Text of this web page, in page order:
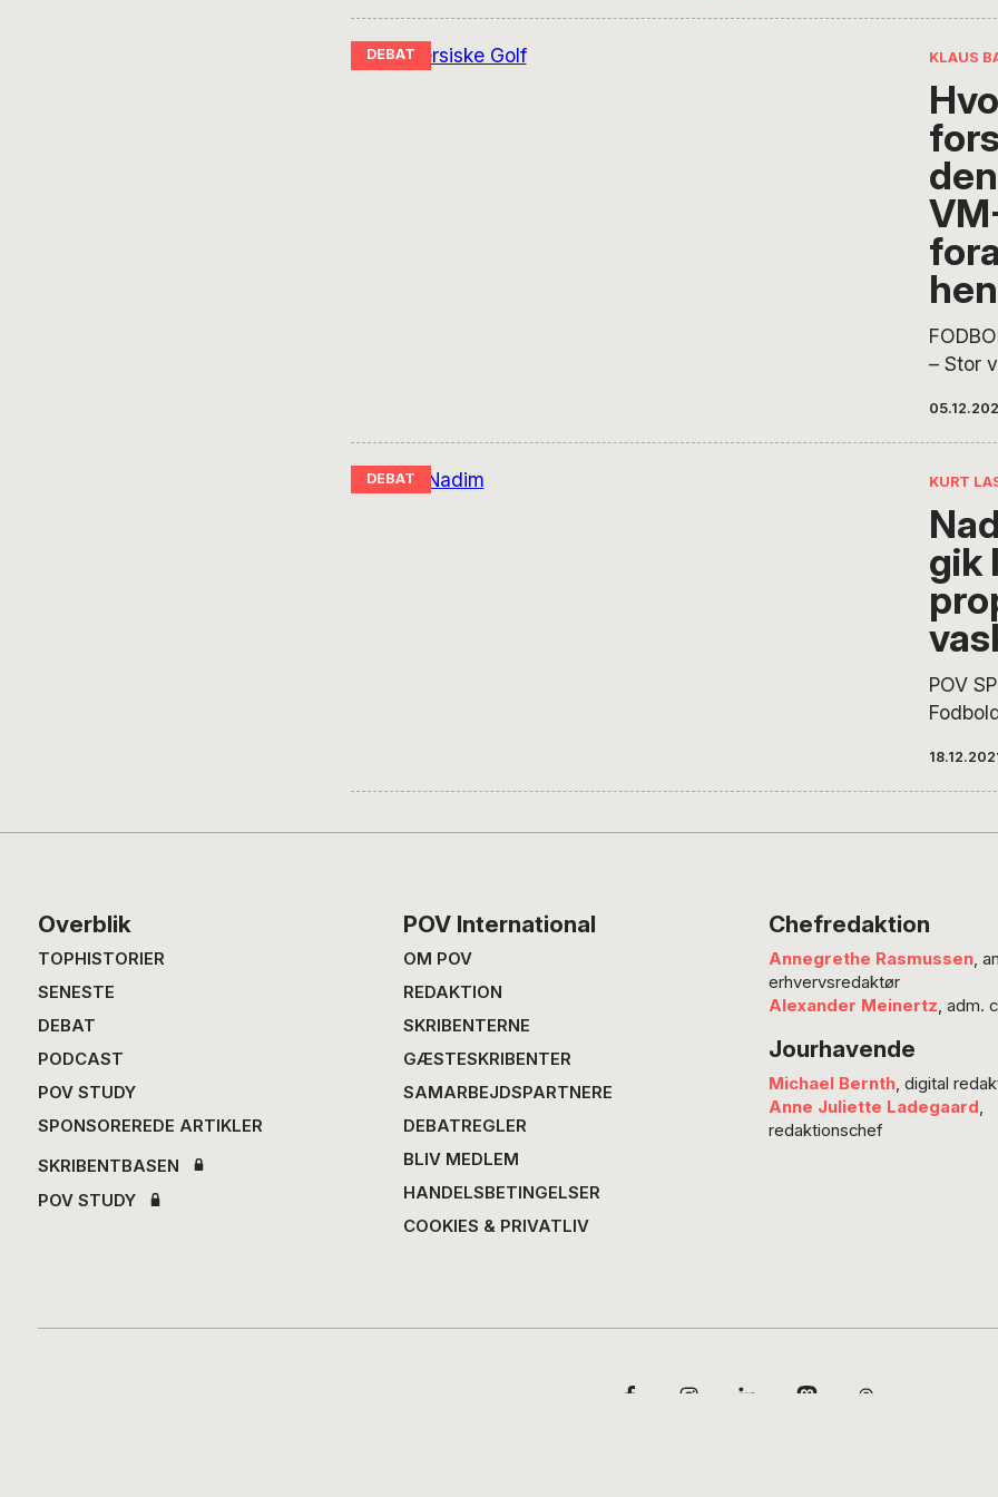
havner hos regimer med milliardbudgetter og
fodboldtradition, må vi spørge: Er der stadig
KLAUS
– Stor
fløj til
at
blev
røster,
Bakdal
uger,
med…
KURT
gik
POV
for
gik
Footer
Overblik
TOPHISTORIER
SENESTE
DEBAT
PODCAST
POV STUDY
SPONSOREREDE ARTIKLER
SKRIBENTBASEN
POV STUDY
POV International
OM POV
REDAKTION
SKRIBENTERNE
GÆSTESKRIBENTER
SAMARBEJDSPARTNERE
DEBATREGLER
BLIV MEDLEM
HANDELSBETINGELSER
COOKIES & PRIVATLIV
Chefredaktion
Annegrethe Rasmussen,
erhvervsredaktør
Alexander Meinertz, adm.
Jourhavende
Michael Bernth, digital
Anne Juliette Ladegaard
redaktionschef